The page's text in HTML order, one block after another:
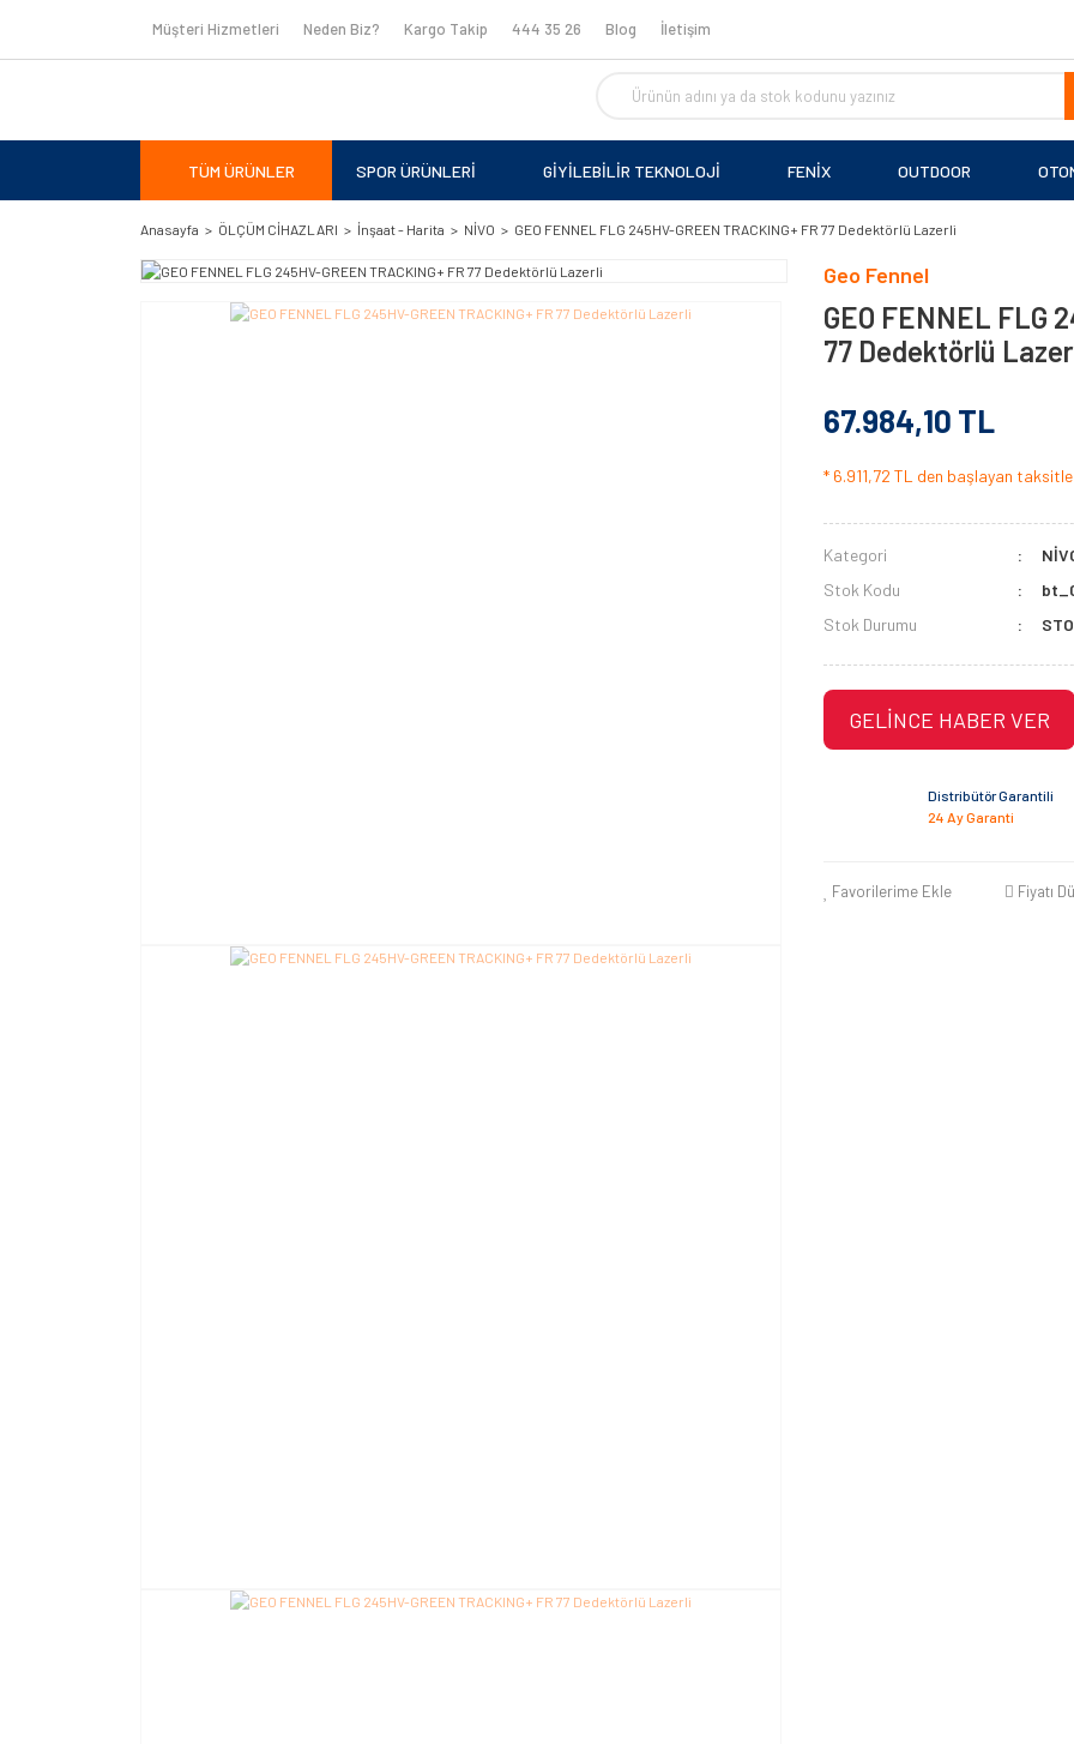
Müşteri Hizmetleri Neden Biz? Kargo Takip 444 35 26 Blog İletişim
TÜM ÜRÜNLER SPOR ÜRÜNLERİ GİYİLEBİLİR TEKNOLOJİ FENİX OUTDOOR
Anasayfa ÖLÇÜM CİHAZLARI İnşaat - Harita NİVO GEO FENNEL FLG 245HV-GREEN TRACKING+ FR 77 Dedektörlü Lazerli
Geo Fennel
GEO FENNEL FLG
77 Dedektörlü
67.984,10 TL
* 6.911,72 TL den başlayan
Kategori
Stok Kodu
Stok Durumu
GELİNCE HABER VER
Distribütör Garantili
24 Ay Garanti
Favorilerime Ekle Fiyatı